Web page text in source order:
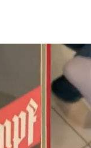
calcio 2026